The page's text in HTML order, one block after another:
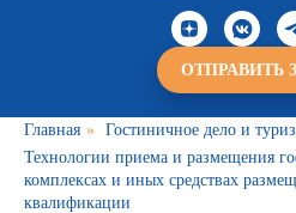
ОТПРАВИТЬ
Главная » Гостиничное дело и
Технологии приема и размещения
комплексах и иных средствах
квалификации